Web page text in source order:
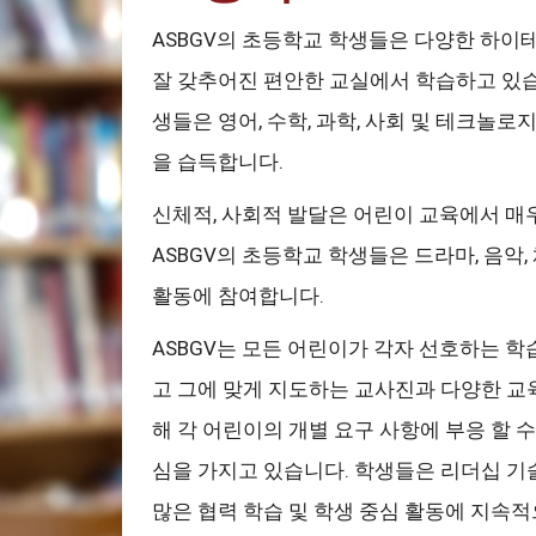
ASBGV의 초등학교 학생들은 다양한 하이
잘 갖추어진 편안한 교실에서 학습하고 있
생들은 영어, 수학, 과학, 사회 및 테크놀로
을 습득합니다.
신체적, 사회적 발달은 어린이 교육에서 매
ASBGV의 초등학교 학생들은 드라마, 음악
활동에 참여합니다.
ASBGV는 모든 어린이가 각자 선호하는
고 그에 맞게 지도하는 교사진과 다양한
해 각 어린이의 개별 요구 사항에 부응 할
심을 가지고 있습니다. 학생들은 리더십
많은 협력 학습 및 학생 중심 활동에 지속